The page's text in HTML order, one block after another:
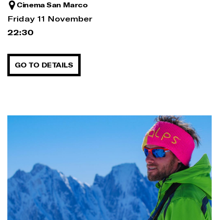
Cinema San Marco
Friday 11 November
22:30
GO TO DETAILS